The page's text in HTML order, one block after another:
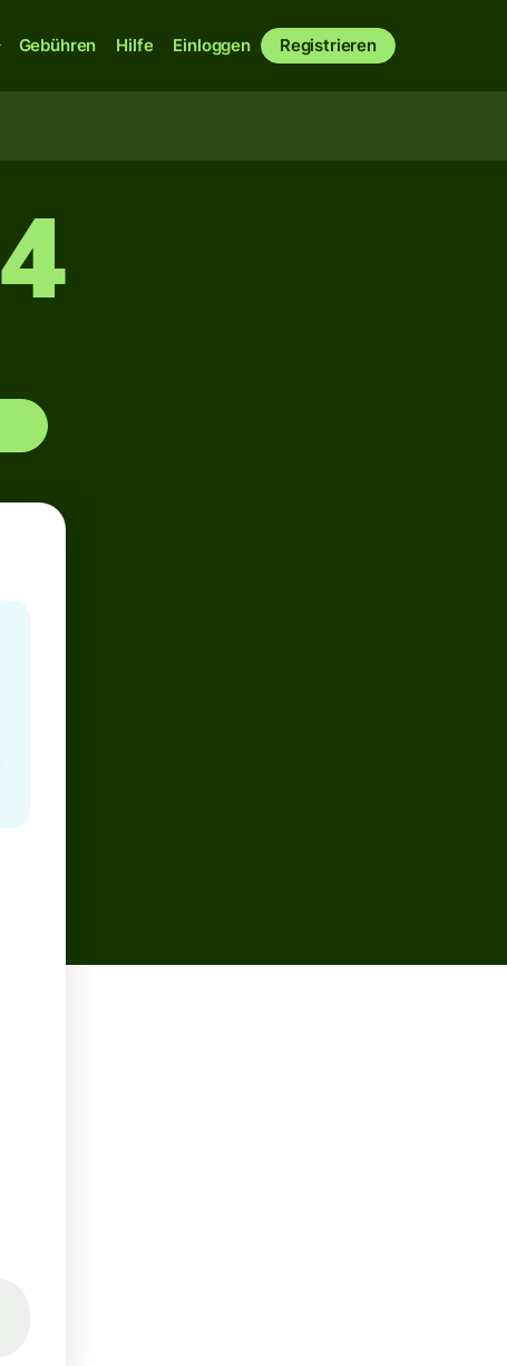
Gebühren Hilfe Einloggen Registrieren